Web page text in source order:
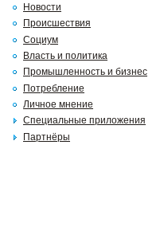
Новости
Происшествия
Социум
Власть и политика
Промышленность и бизнес
Потребление
Личное мнение
Специальные приложения
Партнёры